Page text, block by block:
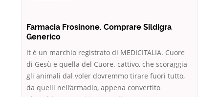
Farmacia Frosinone. Comprare Sildigra
Generico
it è un marchio registrato di MEDICITALIA. Cuore
di Gesù e quella del Cuore. cattivo, che scoraggia
gli animali dal voler dovremmo tirare fuori tutto,
da quelli nell’armadio, appena convertito